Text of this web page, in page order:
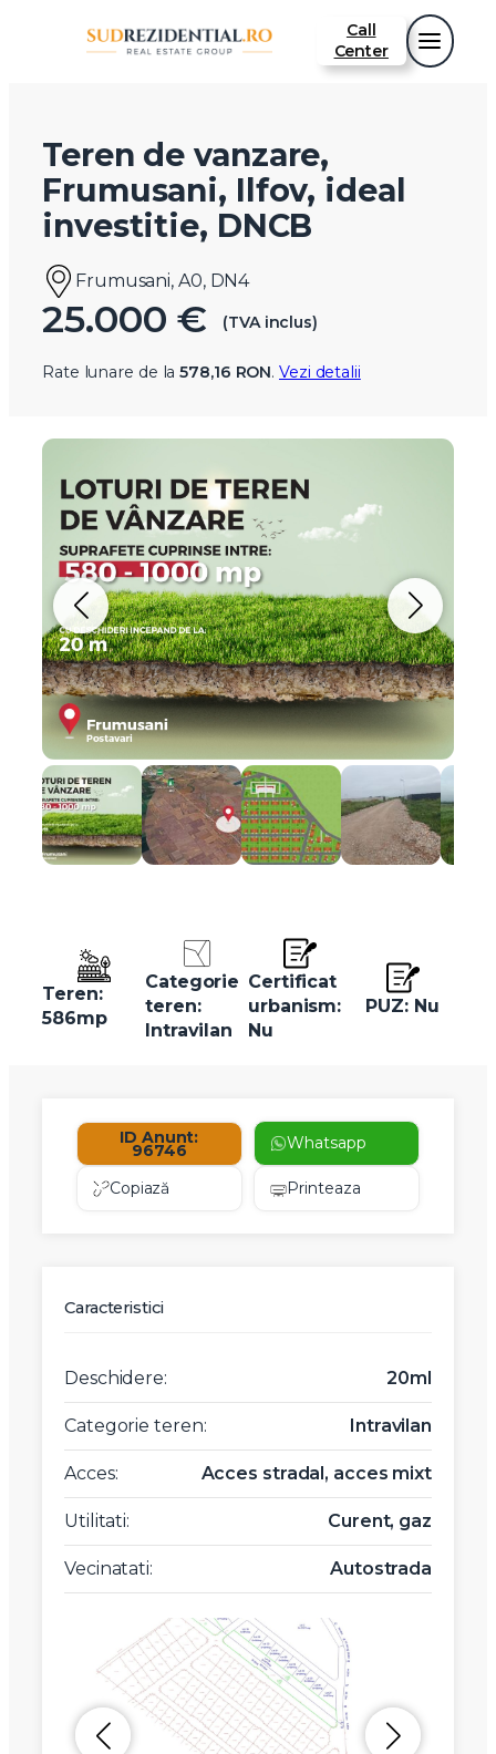
Call
Center
Teren de vanzare,
Frumusani, Ilfov, ideal
investitie, DNCB
Frumusani, A0, DN4
25.000 € (TVA inclus)
Rate lunare de la578,16 RON.Vezi detalii
Teren:
586mp
Categorie
teren:
Intravilan
Certificat
urbanism:
Nu
PUZ: Nu
ID Anunt:
96746 Whatsapp
Copiază Printeaza
Caracteristici
Deschidere: 20ml
Categorie teren: Intravilan
Acces: Acces stradal, acces mixt
Utilitati: Curent, gaz
Vecinatati: Autostrada